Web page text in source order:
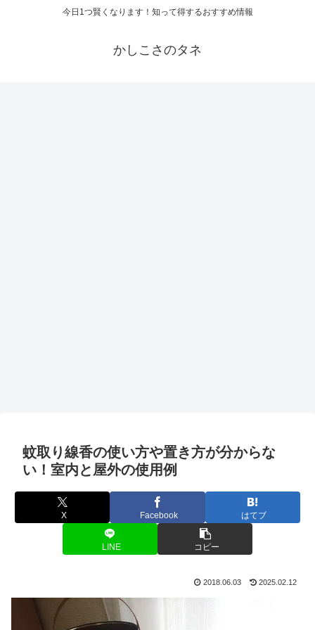
今日1つ賢くなります！知って得するおすすめ情報
かしこさのタネ
蚊取り線香の使い方や置き方が分からな
い！室内と屋外の使用例
X Facebook はてブ
LINE コピー
2018.06.03 2025.02.12